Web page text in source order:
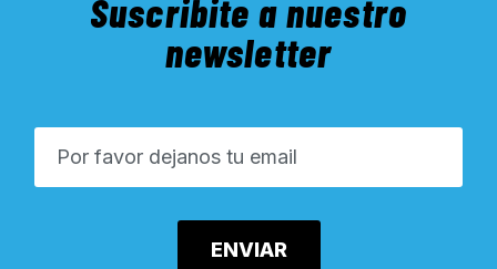
Suscribite a nuestro
newsletter